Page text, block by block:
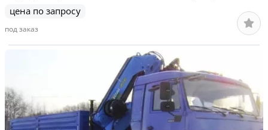
цена по запросу
под заказ